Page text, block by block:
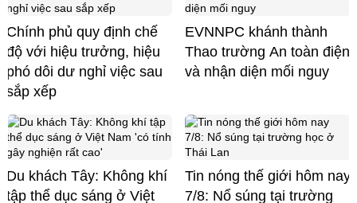
Chính phủ quy định chế
độ với hiệu trưởng, hiệu
phó dôi dư nghỉ việc sau
sắp xếp
EVNNPC khánh thành
Thao trường An toàn điện
và nhận diện mối nguy
Du khách Tây: Không khí
tập thể dục sáng ở Việt
Tin nóng thế giới hôm nay
7/8: Nổ súng tại trường